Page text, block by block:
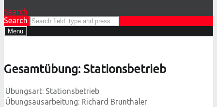
Search
Search
Menu
Gesamtübung: Stationsbetrieb
Übungsart: Stationsbetrieb
Übungsausarbeitung: Richard Brunthaler